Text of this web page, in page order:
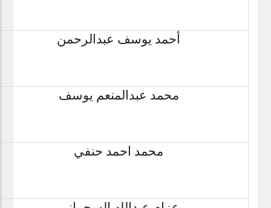
أحمد يوسف عبدالرحمن
محمد عبدالمنعم يوسف
محمد احمد حنفي